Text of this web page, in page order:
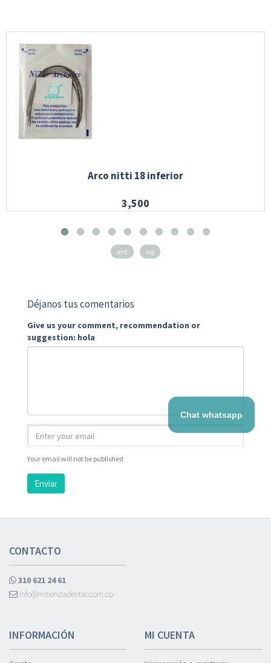
Arco nitti 18 inferior
3,500
ant sig
Déjanos tus comentarios
Give us your comment, recommendation or
suggestion: hola
Your email will not be published
Enviar
CONTACTO
310 621 24 61
info@mitiendadental.com.co
INFORMACIÓN MI CUENTA
Chat whatsapp